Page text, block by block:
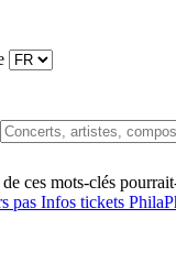
ces mots-clés
pas Infos tickets